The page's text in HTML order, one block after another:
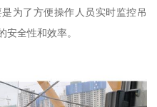
为了方便操作人员实时监控吊
安全性和效率。